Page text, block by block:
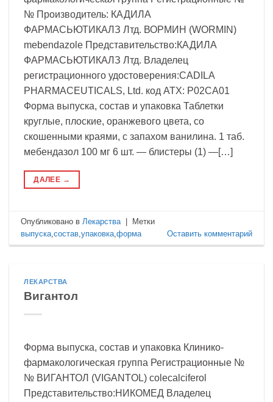
№ Производитель: КАДИЛА
ФАРМАСЬЮТИКАЛЗ Лтд. ВОРМИН (WORMIN)
mebendazole Представительство:КАДИЛА
ФАРМАСЬЮТИКАЛЗ Лтд. Владелец
регистрационного удостоверения:CADILA
PHARMACEUTICALS, Ltd. код ATX: P02CA01
Форма выпуска, состав и упаковка Таблетки
круглые, плоские, оранжевого цвета, со
скошенными краями, с запахом ванилина. 1 таб.
мебендазол 100 мг 6 шт. — блистеры (1) —[…]
ДАЛЕЕ →
Опубликовано в Лекарства | Метки
выпуска ,состав ,упаковка ,форма Оставить комментарий
ЛЕКАРСТВА
Вигантол
Форма выпуска, состав и упаковка Клинико-
фармакологическая группа Регистрационные №
№ ВИГАНТОЛ (VIGANTOL) colecalciferol
Представительство:НИКОМЕД Владелец